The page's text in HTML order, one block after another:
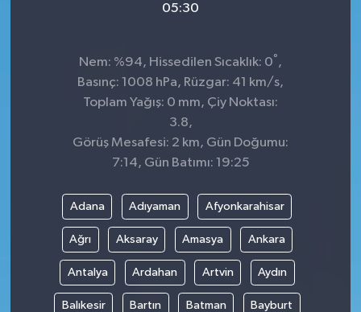
05:30
Nem: %94, Hissedilen Sıcaklık: 0° ,
Basınç: 1008 hPa, Rüzgar: 41 km/s,
Toplam Yağış: 0 mm, Çiy Noktası:
3.8,
Görüş Mesafesi: 2 km, Gün Doğumu:
7:14, Gün Batımı: 19:25
Adana Adıyaman Afyonkarahisar
Ağrı Aksaray Amasya Ankara
Antalya Ardahan Artvin Aydın
Balıkesir Bartın Batman Bayburt